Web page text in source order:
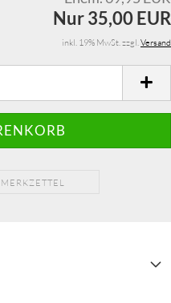
Nur 35,00 EUR
inkl. 19% MwSt. zzgl.Versand